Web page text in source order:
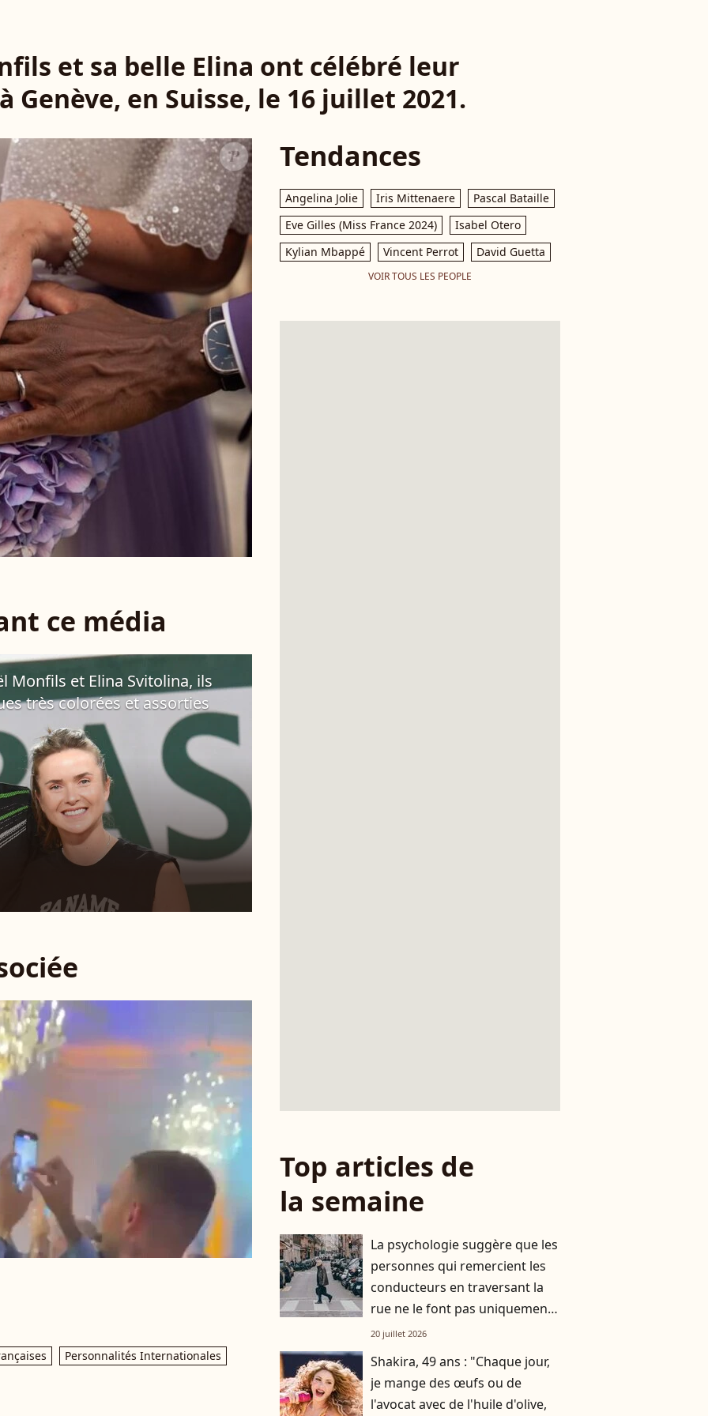
et sa belle Elina ont célébré leur
Genève, en Suisse, le 16 juillet 2021.
ce média
Monfils et Elina Svitolina, ils
très colorées et assorties
Personnalités Internationales
Tendances
Angelina Jolie Iris Mittenaere
Pascal Bataille
Eve Gilles (Miss France 2024)
Isabel Otero
Kylian Mbappé
Vincent Perrot David Guetta
VOIR TOUS LES PEOPLE
Top articles de
la semaine
La psychologie suggère que les
personnes qui remercient les
conducteurs en traversant la
rue ne le font pas uniquement
par gratitude
20 juillet 2026
Shakira, 49 ans : "Chaque jour,
je mange des œufs ou de
l'avocat avec de l'huile d'olive,